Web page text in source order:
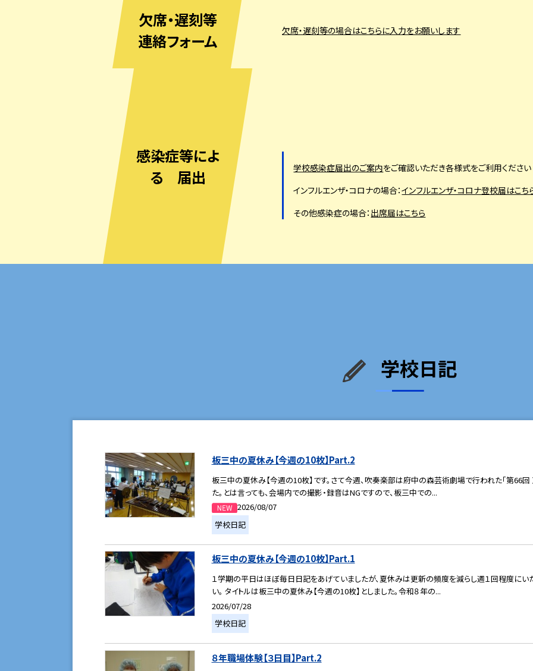
欠席・遅刻等
連絡フォーム
欠席・遅刻等の場合はこちらに入力をお願いします
感染症等によ
る 届出
学校感染症届出のご案内をご確認いただき各様式をご利用ください
インフルエンザ・コロナの場合：インフルエンザ・コロナ登校届はこち
その他感染症の場合： 出席届はこちら
学校日記
板三中の夏休み【今週の10枚】Part.2
板三中の夏休み【今週の10枚】です。さて今週、吹奏楽部は府中の森芸術劇場で行われた「第66
た。とは言っても、会場内での撮影・録音はNGですので、板三中での...
2026/08/07
学校日記
板三中の夏休み【今週の10枚】Part.1
１学期の平日はほぼ毎日日記をあげていましたが、夏休みは更新の頻度を減らし週１回程度にい
い。 タイトルは板三中の夏休み【今週の10枚】としました。令和８年の...
2026/07/28
学校日記
８年職場体験【３日目】Part.2